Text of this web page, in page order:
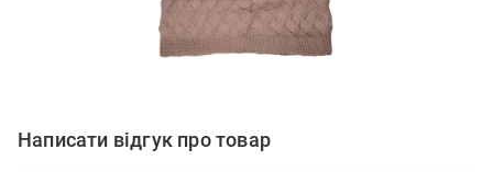
Написати відгук про товар